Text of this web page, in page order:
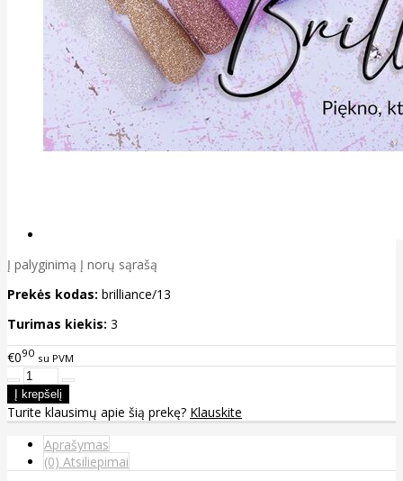
Į palyginimą Į norų sąrašą
Prekės kodas: brilliance/13
Turimas kiekis: 3
€090 su PVM
Turite klausimų apie šią prekę? Klauskite
Aprašymas
(0) Atsiliepimai